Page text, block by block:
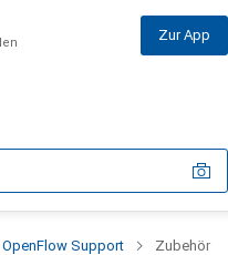
Zur App
OpenFlow Support Zubehör